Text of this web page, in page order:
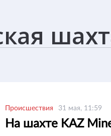
Происшествия 31 мая, 11:59
На шахте KAZ